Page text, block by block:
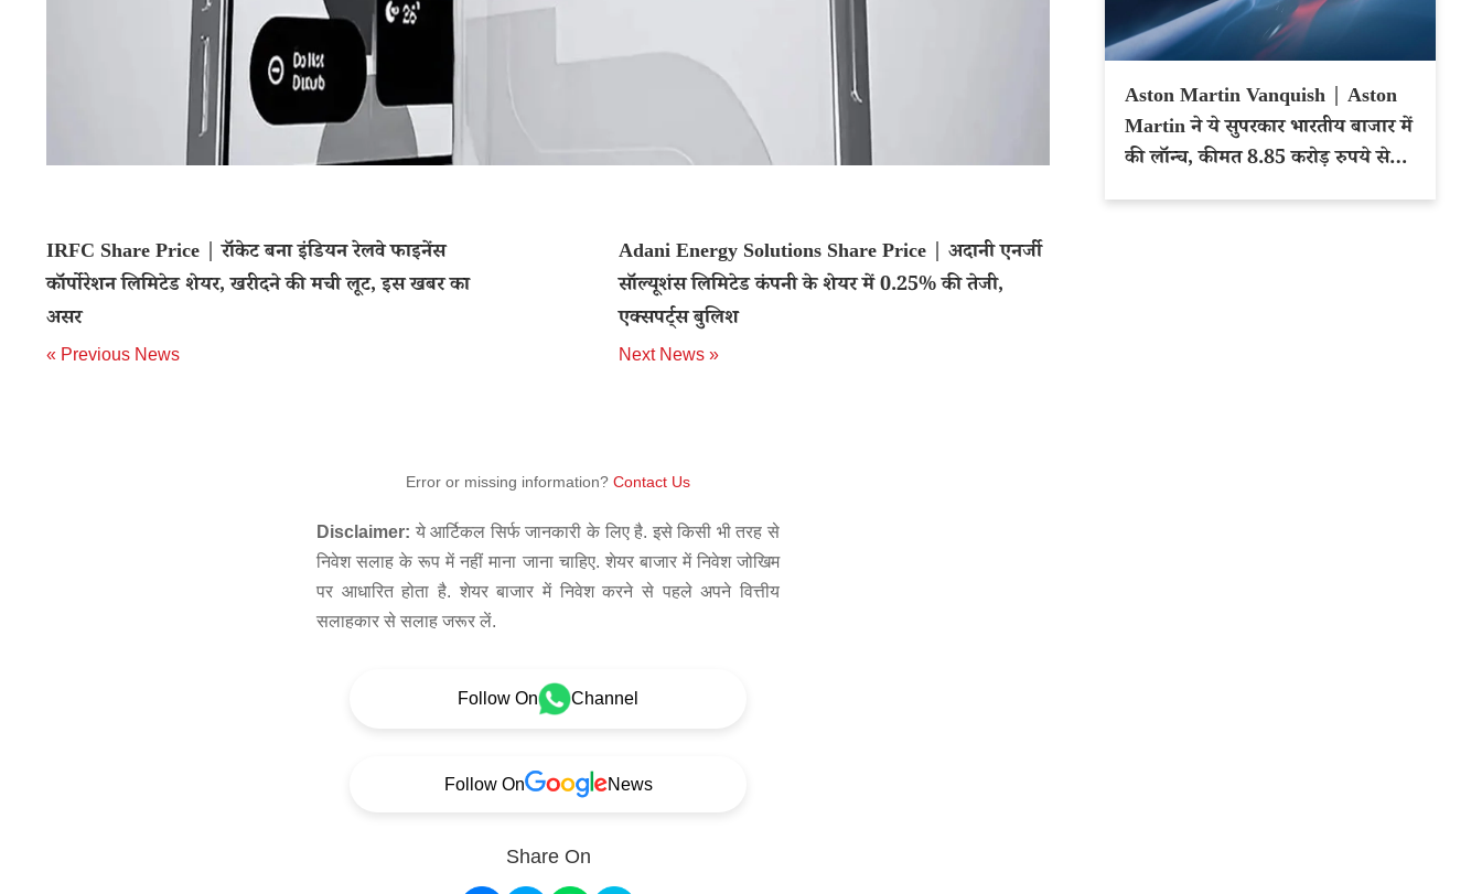
IRFC Share Price | रॉकेट बना इंडियन रेलवे फाइनेंस
कॉर्पोरेशन लिमिटेड शेयर, खरीदने की मची लूट, इस खबर का
असर
« Previous News
Adani Energy Solutions Share Price | अदानी एनर्जी
सॉल्यूशंस लिमिटेड कंपनी के शेयर में 0.25% की तेजी,
एक्सपर्ट्स बुलिश
Next News »
Error or missing information? Contact Us
Disclaimer: ये आर्टिकल सिर्फ जानकारी के लिए है. इसे किसी भी तरह से
निवेश सलाह के रूप में नहीं माना जाना चाहिए. शेयर बाजार में निवेश जोखिम
पर आधारित होता है. शेयर बाजार में निवेश करने से पहले अपने वित्तीय
सलाहकार से सलाह जरूर लें.
Follow On Channel
Follow On News
Share On
Aston Martin Vanquish | Aston
Martin ने ये सुपरकार भारतीय बाजार में
की लॉन्च, कीमत 8.85 करोड़ रुपये से